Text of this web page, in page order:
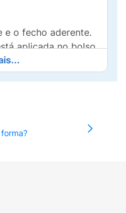
e o fecho aderente.
aplicada no bolso
da mão que vai
curva no bolso da
posicione o polegar
neoprene com